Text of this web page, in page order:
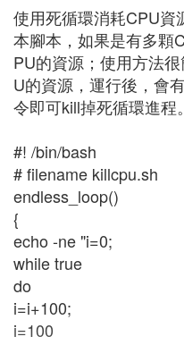
使用死循環消耗CPU資
本腳本，如果是有多顆
PU的資源；使用方法
U的資源，運行後，會
令即可kill掉死循環進程。
#! /bin/bash
# filename killcpu.sh
endless_loop()
{
echo -ne "i=0;
while true
do
i=i+100;
i=100